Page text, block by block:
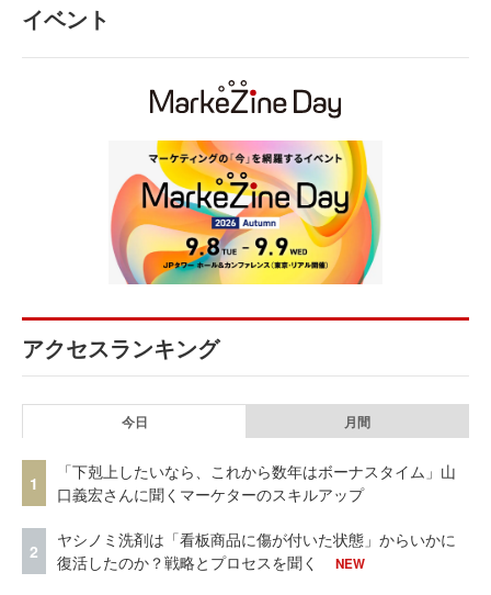
イベント
アクセスランキング
今日 月間
1
「下剋上したいなら、これから数年はボーナスタイム」山
口義宏さんに聞くマーケターのスキルアップ
2
ヤシノミ洗剤は「看板商品に傷が付いた状態」からいかに
復活したのか？戦略とプロセスを聞く
NEW